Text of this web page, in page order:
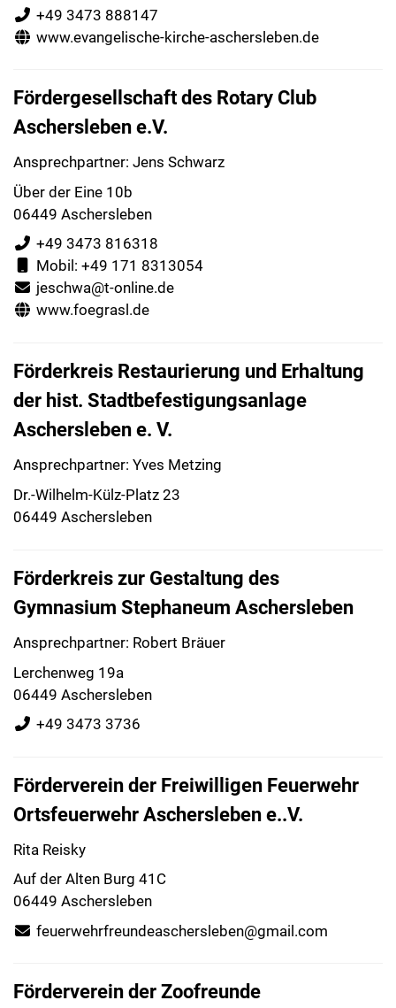
+49 3473 888147
www.evangelische-kirche-aschersleben.de
Fördergesellschaft des Rotary Club
Aschersleben e.V.
Ansprechpartner: Jens Schwarz
Über der Eine 10b
06449 Aschersleben
+49 3473 816318
Mobil: +49 171 8313054
jeschwa@t-online.de
www.foegrasl.de
Förderkreis Restaurierung und Erhaltung
der hist. Stadtbefestigungsanlage
Aschersleben e. V.
Ansprechpartner: Yves Metzing
Dr.-Wilhelm-Külz-Platz 23
06449 Aschersleben
Förderkreis zur Gestaltung des
Gymnasium Stephaneum Aschersleben
Ansprechpartner: Robert Bräuer
Lerchenweg 19a
06449 Aschersleben
+49 3473 3736
Förderverein der Freiwilligen Feuerwehr
Ortsfeuerwehr Aschersleben e..V.
Rita Reisky
Auf der Alten Burg 41C
06449 Aschersleben
feuerwehrfreundeaschersleben@gmail.com
Förderverein der Zoofreunde